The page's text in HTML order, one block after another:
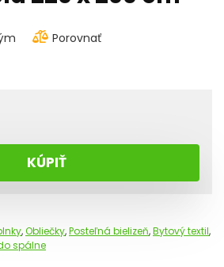
Porovnať
KÚPIŤ
,Obliečky,Posteľná bielizeň,Bytový textil,
spálne